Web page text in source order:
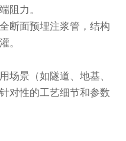
阻力。
断面预埋注浆管，结构
。
场景（如隧道、地基、
对性的工艺细节和参数